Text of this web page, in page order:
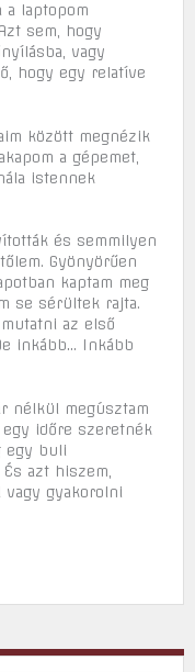
a laptopom
sem, hogy
vagy
hogy egy relatíve
között megnézik
a gépemet,
istennek
és semmilyen
Gyönyörűen
kaptam meg
se sérültek rajta.
az első
inkább… Inkább
nélkül megúsztam
időre szeretnék
egy buli
azt hiszem,
gyakorolni